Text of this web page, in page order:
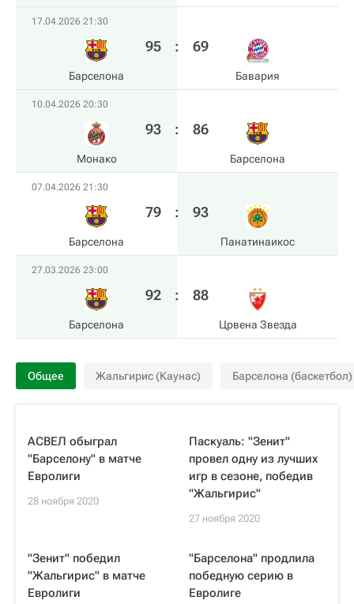
17.04.2026 21:30
Барселона
95 : 69
Бавария
10.04.2026 20:30
Монако
93 : 86
Барселона
07.04.2026 21:30
Барселона
79 : 93
Панатинаикос
27.03.2026 23:00
Барселона
92 : 88
Црвена Звезда
Общее Жальгирис (Каунас) Барселона (баскетбол)
АСВЕЛ обыграл
"Барселону" в матче
Евролиги
28 ноября 2020
Паскуаль: "Зенит"
провел одну из лучших
игр в сезоне, победив
"Жальгирис"
27 ноября 2020
"Зенит" победил
"Жальгирис" в матче
Евролиги
"Барселона" продлила
победную серию в
Евролиге